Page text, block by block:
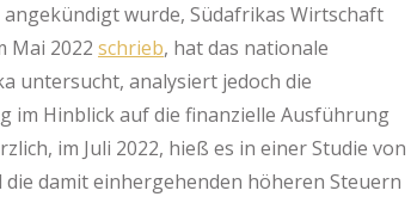
wurde, Südafrikas Wirtschaft
Mai 2022 schrieb, hat das nationale
untersucht, analysiert jedoch die
im Hinblick auf die finanzielle Ausführung
im Juli 2022, hieß es in einer Studie von
damit einhergehenden höheren Steuern